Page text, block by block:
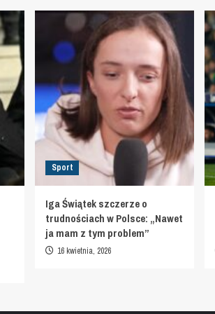
Sport
Iga Świątek szczerze o
trudnościach w Polsce: „Nawet
ja mam z tym problem”
16 kwietnia, 2026